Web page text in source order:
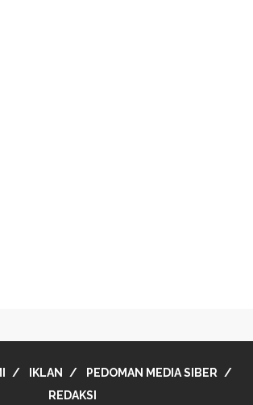
IKLAN
PEDOMAN MEDIA SIBER
REDAKSI